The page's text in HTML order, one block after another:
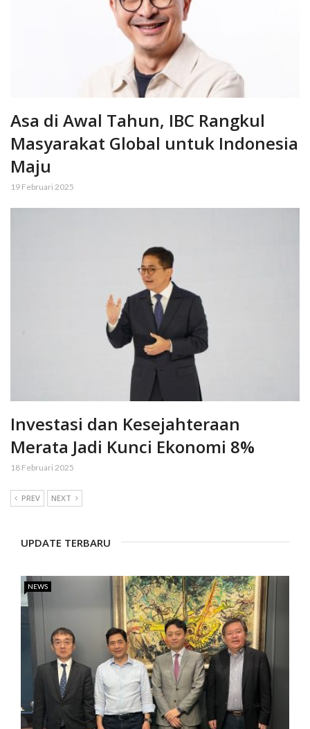
Asa di Awal Tahun, IBC Rangkul
Masyarakat Global untuk Indonesia
Maju
19 Februari 2025
Investasi dan Kesejahteraan
Merata Jadi Kunci Ekonomi 8%
18 Februari 2025
PREV NEXT
UPDATE TERBARU
NEWS